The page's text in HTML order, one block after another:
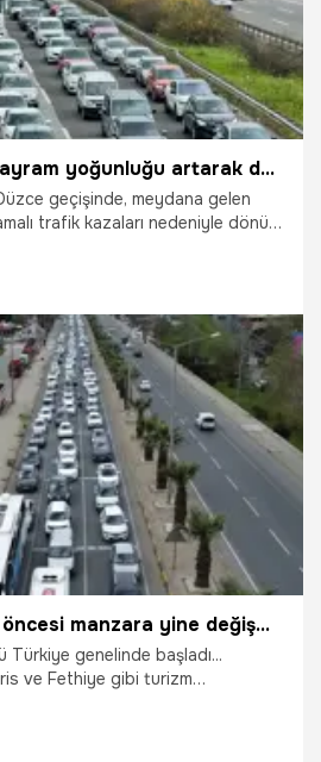
Eve dönüş çilesi! Bayram yoğunluğu artarak devam ediyor
geçişinde, meydana gelen
trafik kazaları nedeniyle dönüş
Ramazan Bayramı öncesi manzara yine değişmedi: Akın akın geldiler; kilometrelerce araç kuyruğu oluştu
Türkiye genelinde başladı...
ve Fethiye gibi turizm